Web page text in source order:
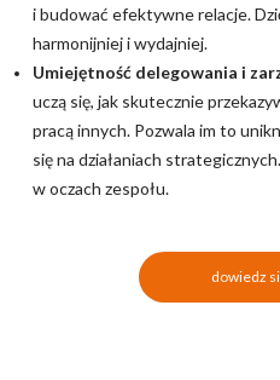
i budować efektywne relacje.
harmonijniej i wydajniej.
Umiejętność delegowania i
uczą się, jak skutecznie
pracą innych. Pozwala im to
się na działaniach
w oczach zespołu.
dowiedz